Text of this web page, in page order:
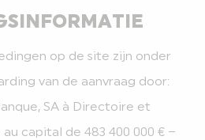
op de site zijn onder
van de aanvraag door:
SA à Directoire et
capital de 483 400 000 € –